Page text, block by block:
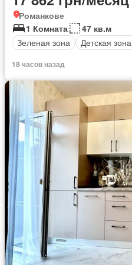
Романкове
1 Комната
47 кв.м
Зеленая зона
Детская зона
18 часов назад